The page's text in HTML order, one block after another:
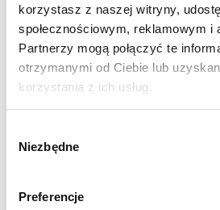
korzystasz z naszej witryny,
społecznościowym, reklamowym i
Partnerzy mogą połączyć te
otrzymanymi od Ciebie lub
korzystania z ich usług.
zgody
Niezbędne
Preferencje
sugestie!
Czas wyrastania: 1 godz. 15